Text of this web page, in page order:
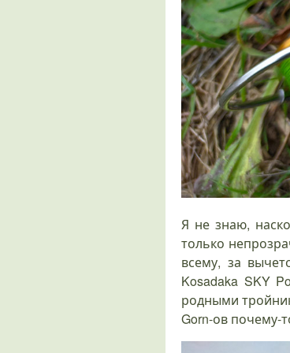
Я не знаю,
только
всему, за
Kosadaka SKY
родными
Gorn-ов почему-